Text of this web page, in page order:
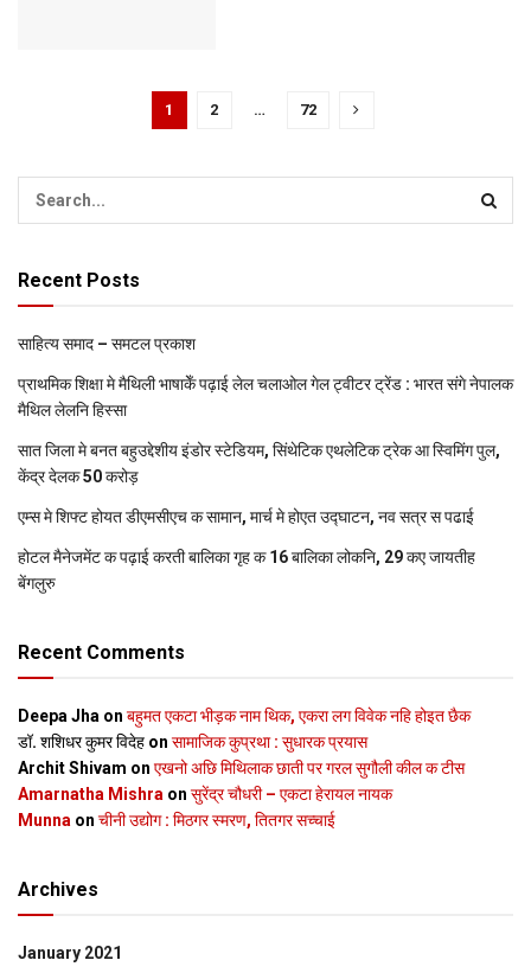
1 2 … 72
Recent Posts
साहित्य समाद – समटल प्रकाश
प्राथमिक शि‍क्षा मे मैथि‍ली भाषाकेँ पढ़ाई लेल चलाओल गेल ट्वीटर ट्रेंड : भारत संगे नेपालक
मैथिल लेलनि हिस्सा
सात जिला मे बनत बहुउद्देशीय इंडोर स्‍टेडि‍यम, सिंथेटिक एथलेटिक ट्रेक आ स्विमिंग पुल,
केंद्र देलक 50 करोड़
एम्स मे शिफ्ट होयत डीएमसीएच क सामान, मार्च मे होएत उद्घाटन, नव सत्र स पढाई
होटल मैनेजमेंट क पढ़ाई करती बालिका गृह क 16 बालिका लोकनि, 29 कए जायतीह
बेंगलुरु
Recent Comments
Deepa Jha on बहुमत एकटा भीड़क नाम थिक, एकरा लग विवेक नहि होइत छैक
डॉ. शशिधर कुमर विदेह on सामाजिक कुप्रथा : सुधारक प्रयास
Archit Shivam on एखनो अछि मिथिलाक छाती पर गरल सुगौली कील क टीस
Amarnatha Mishra on सुरेंद्र चौधरी – एकटा हेरायल नायक
Munna on चीनी उद्योग : मिठगर स्‍मरण, तितगर सच्‍चाई
Archives
January 2021